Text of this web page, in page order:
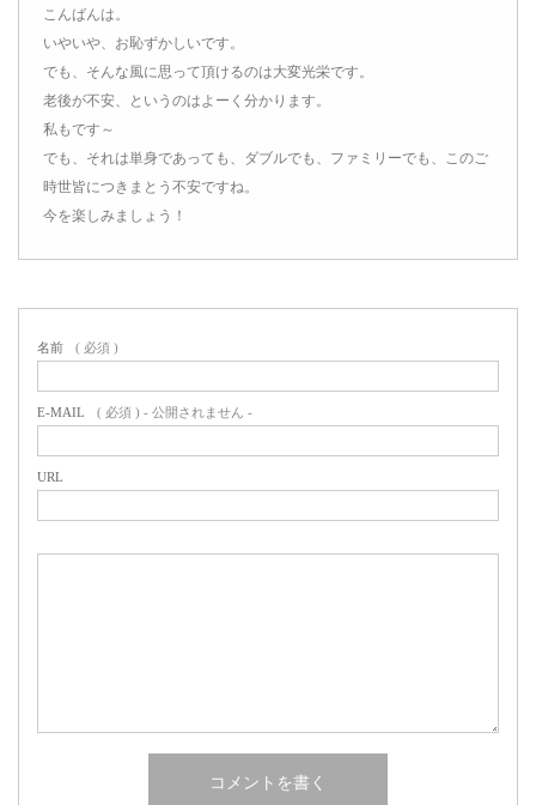
こんばんは。
いやいや、お恥ずかしいです。
でも、そんな風に思って頂けるのは大変光栄です。
老後が不安、というのはよーく分かります。
私もです～
でも、それは単身であっても、ダブルでも、ファミリーでも、このご
時世皆につきまとう不安ですね。
今を楽しみましょう！
名前 ( 必須 )
E-MAIL ( 必須 ) - 公開されません -
URL